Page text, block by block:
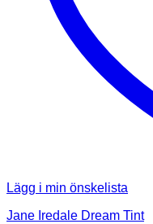
Lägg i min önskelista
Jane Iredale Dream Tint